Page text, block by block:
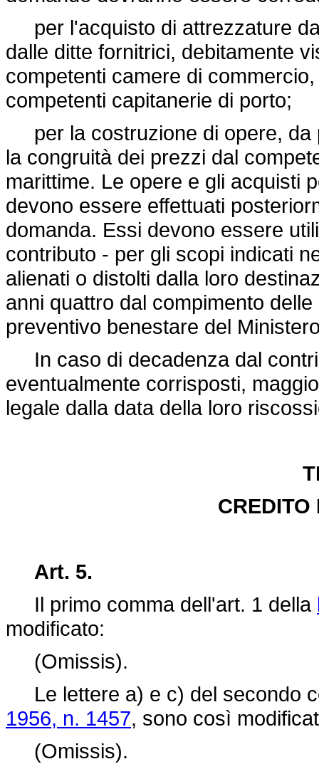
per l'acquisto di attrezzature
dalle ditte fornitrici, debitamente
competenti camere di
competenti capitanerie di porto;
per la costruzione di opere, da
la congruità dei prezzi dal
marittime. Le opere e gli acquisti
devono essere effettuati
domanda. Essi devono essere
contributo - per gli scopi indicati
alienati o distolti dalla loro
anni quattro dal compimento
preventivo benestare del
In caso di decadenza dal
eventualmente corrisposti,
legale dalla data della loro
CREDITO
Art. 5.
Il primo comma dell'art. 1 della
modificato:
(Omissis).
Le lettere a) e c) del secondo
1956, n. 1457, sono così
(Omissis).